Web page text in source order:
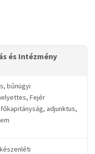
és Intézmény
bűnügyi
Fejér
adjunktus,